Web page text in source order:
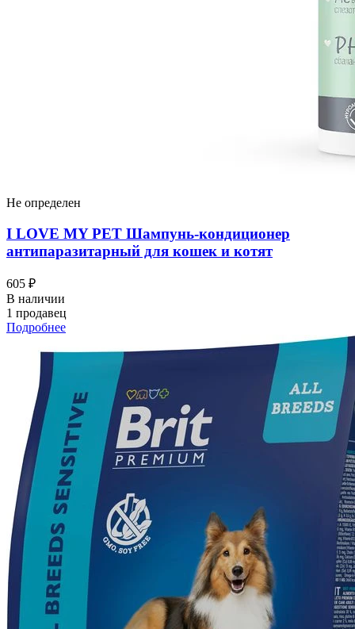
Не определен
I LOVЕ MY PET Шампунь-кондиционер
антипаразитарный для кошек и котят
605 ₽
В наличии
1 продавец
Подробнее